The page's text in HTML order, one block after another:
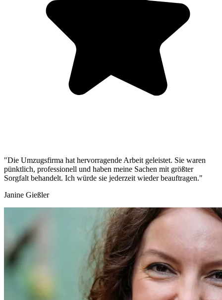
"Die Umzugsfirma hat hervorragende Arbeit geleistet. Sie waren
pünktlich, professionell und haben meine Sachen mit größter
Sorgfalt behandelt. Ich würde sie jederzeit wieder beauftragen."
Janine Gießler